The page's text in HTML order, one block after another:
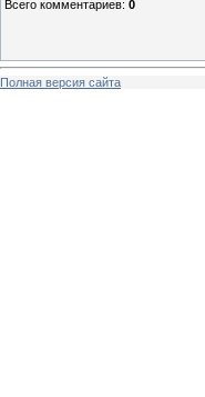
Всего комментариев: 0
Полная версия сайта